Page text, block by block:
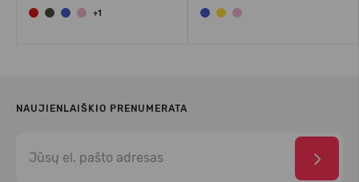
+1
NAUJIENLAIŠKIO PRENUMERATA